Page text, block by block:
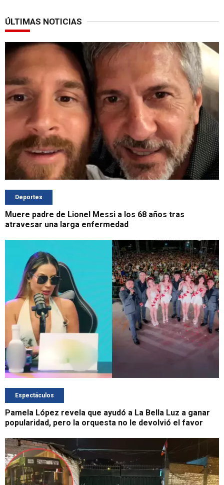
ÚLTIMAS NOTICIAS
Deportes
Muere padre de Lionel Messi a los 68 años tras
atravesar una larga enfermedad
Espectáculos
Pamela López revela que ayudó a La Bella Luz a ganar
popularidad, pero la orquesta no le devolvió el favor